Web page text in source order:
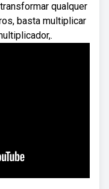
qualquer
basta multiplicar